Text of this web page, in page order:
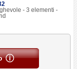
- 3 elementi -